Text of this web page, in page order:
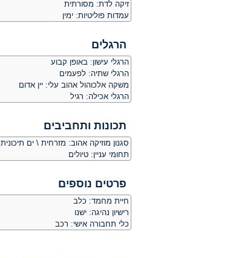
זיקה לדת: מסורתית
עמדות פוליטיות: ימין
הרגלים
הרגלי עישון: באופן קבוע
הרגלי שתיה: לפעמים
משקה אלכוהול אהוב עלי: יין אדום
הרגלי אכילה: רגיל
תכונות ותחביבים
סגנון מוזיקה אהוב: מזרחית \ ים תיכונית
תחומי עניין: טיולים
פרטים נוספים
חיית מחמד: כלב
רישיון נהיגה: ישנו
כלי תחבורה אישי: רכב